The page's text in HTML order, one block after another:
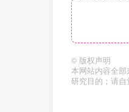
© 版权声明
本网站内容全
研究目的；请自